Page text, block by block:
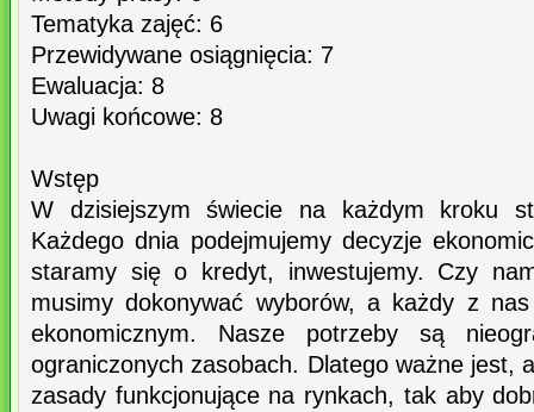
Tematyka zajęć: 6
Przewidywane osiągnięcia: 7
Ewaluacja: 8
Uwagi końcowe: 8
Wstęp
W dzisiejszym świecie na każdym kroku
Każdego dnia podejmujemy decyzje
staramy się o kredyt, inwestujemy. Czy
musimy dokonywać wyborów, a każdy z
ekonomicznym. Nasze potrzeby są
ograniczonych zasobach. Dlatego ważne jest,
zasady funkcjonujące na rynkach, tak aby